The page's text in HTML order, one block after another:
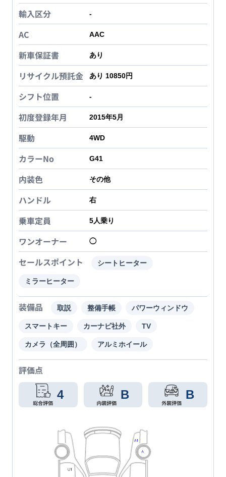
輸入区分 -
AC AAC
新車保証書 あり
リサイクル預託金 あり 10850円
シフト位置 -
初度登録年月 2015年5月
駆動 4WD
カラーNo G41
内装色 その他
ハンドル 右
乗車定員 5人乗り
ワンオーナー ◯
セールスポイント シートヒーター
ミラーヒーター
装備品 取説 整備手帳 パワーウィンドウ
スマートキー カーナビ社外 TV
カメラ（全周囲） アルミホイール
評価点
4 B B